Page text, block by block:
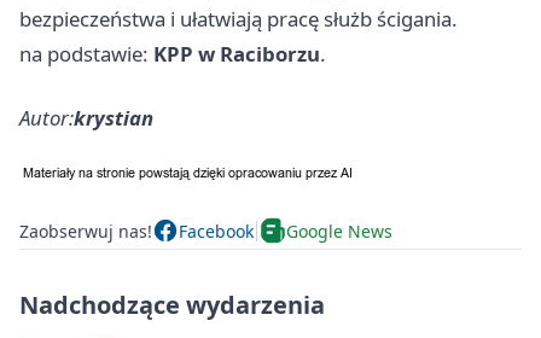
bezpieczeństwa i ułatwiają pracę służb ścigania.
na podstawie: KPP w Raciborzu.
Autor:krystian
Zaobserwuj nas! Facebook Google News
Nadchodzące wydarzenia